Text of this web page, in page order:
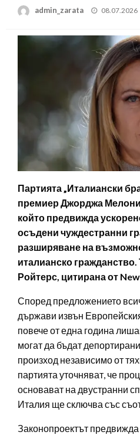
admin_zarata
Posted
08.07.2026
Партията „Италиански
премиер Джорджа Мелони
който предвижда
осъдени чуждестранни
разширяване на
италианско
Ройтерс, цитирана от
Според предложението
държави извън
повече от една година
могат да бъдат
произход независимо от
партията уточняват, че
основават на двустранни
Италия ще сключва със
Законопроектът